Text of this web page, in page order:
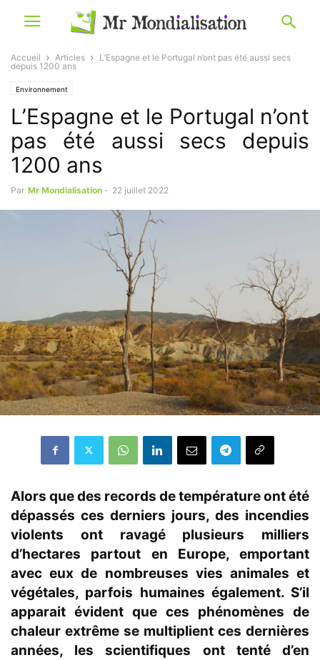
Accueil Articles
L’Espagne et le Portugal n’ont pas été aussi secs
depuis 1200 ans
Environnement
L’Espagne et le Portugal n’ont
pas été aussi secs depuis
1200 ans
Par Mr Mondialisation - 22 juillet 2022
Alors que des records de température ont été
dépassés ces derniers jours, des incendies
violents ont ravagé plusieurs milliers
d’hectares partout en Europe, emportant
avec eux de nombreuses vies animales et
végétales, parfois humaines également. S’il
apparait évident que ces phénomènes de
chaleur extrême se multiplient ces dernières
années, les scientifiques ont tenté d’en